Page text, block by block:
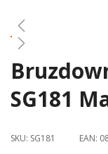
Skip
the
of
SG181
SKU: SG181 EAN: